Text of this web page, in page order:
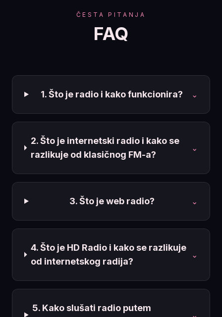
ČESTA PITANJA
FAQ
1. Što je radio i kako funkcionira? ⌄
2. Što je internetski radio i kako se
razlikuje od klasičnog FM-a?
⌄
3. Što je web radio? ⌄
4. Što je HD Radio i kako se razlikuje
od internetskog radija?
⌄
5. Kako slušati radio putem
⌄